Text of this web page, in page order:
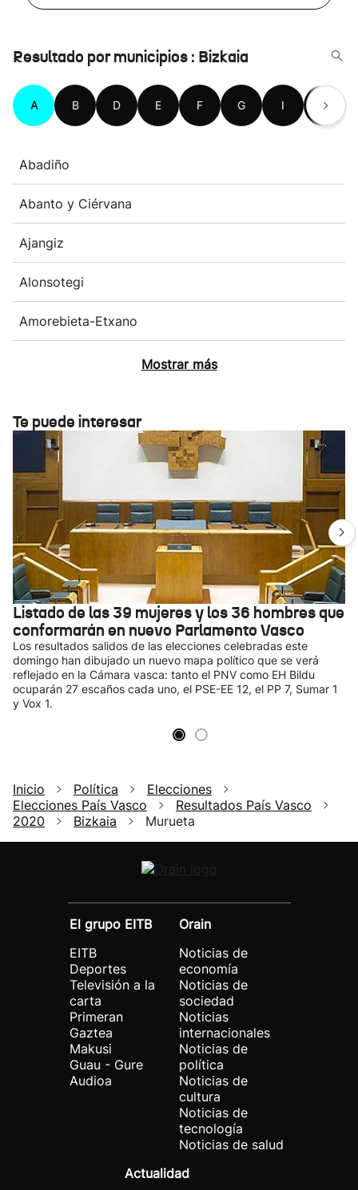
Resultado por municipios : Bizkaia
A B D E F G I K
Abadiño
Abanto y Ciérvana
Ajangiz
Alonsotegi
Amorebieta-Etxano
Mostrar más
Te puede interesar
Listado de las 39 mujeres y los 36 hombres que
conformarán en nuevo Parlamento Vasco
Los resultados salidos de las elecciones celebradas este
domingo han dibujado un nuevo mapa político que se verá
reflejado en la Cámara vasca: tanto el PNV como EH Bildu
ocuparán 27 escaños cada uno, el PSE-EE 12, el PP 7, Sumar 1
y Vox 1.
Inicio Política
Elecciones
Elecciones País Vasco
Resultados País Vasco
2020
Bizkaia Murueta
El grupo EITB
EITB
Deportes
Televisión a la
carta
Primeran
Gaztea
Makusi
Guau - Gure
Audioa
Orain
Noticias de
economía
Noticias de
sociedad
Noticias
internacionales
Noticias de
política
Noticias de
cultura
Noticias de
tecnología
Noticias de salud
Actualidad